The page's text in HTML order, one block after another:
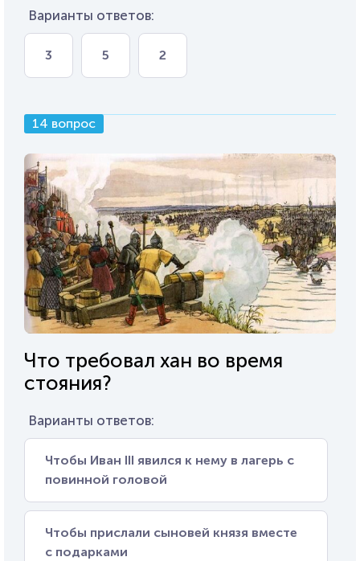
Варианты ответов:
3 5 2
14 вопрос
Что требовал хан во время
стояния?
Варианты ответов:
Чтобы Иван III явился к нему в лагерь с
повинной головой
Чтобы прислали сыновей князя вместе
с подарками